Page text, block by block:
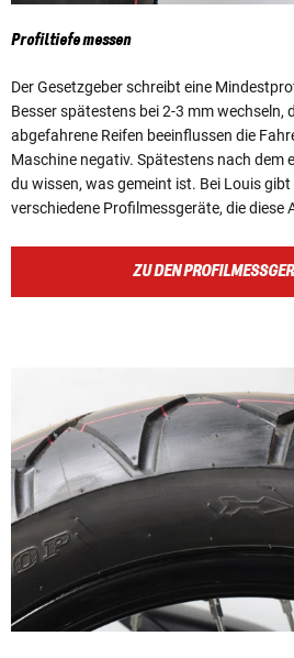
Profiltiefe messen
Der Gesetzgeber schreibt eine
Besser spätestens bei 2-3 mm wechseln,
abgefahrene Reifen beeinflussen die
Maschine negativ. Spätestens nach dem
du wissen, was gemeint ist. Bei Louis gibt
verschiedene Profilmessgeräte, die diese
ZU DEN